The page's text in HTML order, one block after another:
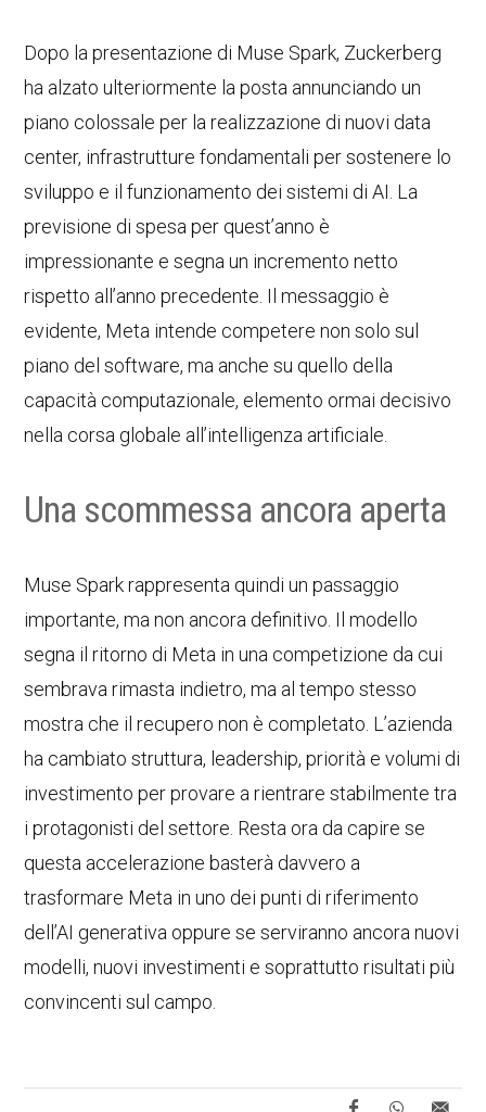
Dopo la presentazione di Muse Spark, Zuckerberg
ha alzato ulteriormente la posta annunciando un
piano colossale per la realizzazione di nuovi data
center, infrastrutture fondamentali per sostenere lo
sviluppo e il funzionamento dei sistemi di AI. La
previsione di spesa per quest’anno è
impressionante e segna un incremento netto
rispetto all’anno precedente. Il messaggio è
evidente, Meta intende competere non solo sul
piano del software, ma anche su quello della
capacità computazionale, elemento ormai decisivo
nella corsa globale all’intelligenza artificiale.
Una scommessa ancora aperta
Muse Spark rappresenta quindi un passaggio
importante, ma non ancora definitivo. Il modello
segna il ritorno di Meta in una competizione da cui
sembrava rimasta indietro, ma al tempo stesso
mostra che il recupero non è completato. L’azienda
ha cambiato struttura, leadership, priorità e volumi di
investimento per provare a rientrare stabilmente tra
i protagonisti del settore. Resta ora da capire se
questa accelerazione basterà davvero a
trasformare Meta in uno dei punti di riferimento
dell’AI generativa oppure se serviranno ancora nuovi
modelli, nuovi investimenti e soprattutto risultati più
convincenti sul campo.